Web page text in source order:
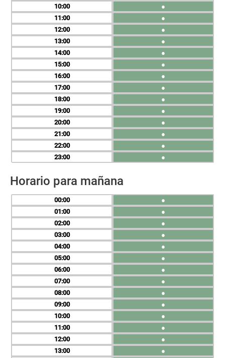
10
11
12
13
14
15
16
17
18
19
20
21
22
23
●
●
●
●
●
●
●
●
●
●
●
●
●
●
Horario para mañana
00
01
02
03
04
05
06
07
08
09
10
11
12
13
●
●
●
●
●
●
●
●
●
●
●
●
●
●